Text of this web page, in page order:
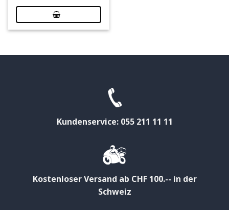
Kundenservice: 055 211 11 11
Kostenloser Versand ab CHF 100.-- in der
Schweiz